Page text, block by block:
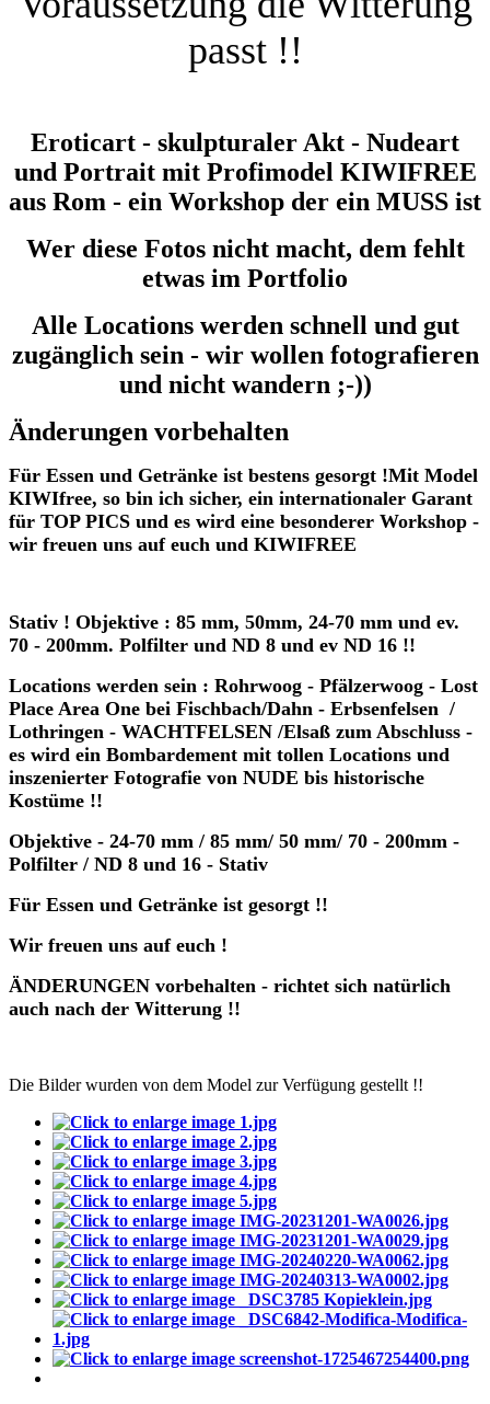
passt !!
Eroticart - skulpturaler Akt - Nudeart
und Portrait mit Profimodel KIWIFREE
aus Rom - ein Workshop der ein MUSS ist
Wer diese Fotos nicht macht, dem fehlt
etwas im Portfolio
Alle Locations werden schnell und gut
zugänglich sein - wir wollen fotografieren
und nicht wandern ;-))
Änderungen vorbehalten
Für Essen und Getränke ist bestens gesorgt !Mit Model
KIWIfree, so bin ich sicher, ein internationaler Garant
für TOP PICS und es wird eine besonderer Workshop -
wir freuen uns auf euch und KIWIFREE
Stativ ! Objektive : 85 mm, 50mm, 24-70 mm und ev.
70 - 200mm. Polfilter und ND 8 und ev ND 16 !!
Locations werden sein : Rohrwoog - Pfälzerwoog - Lost
Place Area One bei Fischbach/Dahn - Erbsenfelsen /
Lothringen - WACHTFELSEN /Elsaß zum Abschluss -
es wird ein Bombardement mit tollen Locations und
inszenierter Fotografie von NUDE bis historische
Kostüme !!
Objektive - 24-70 mm / 85 mm/ 50 mm/ 70 - 200mm -
Polfilter / ND 8 und 16 - Stativ
Für Essen und Getränke ist gesorgt !!
Wir freuen uns auf euch !
ÄNDERUNGEN vorbehalten - richtet sich natürlich
auch nach der Witterung !!
Die Bilder wurden von dem Model zur Verfügung gestellt !!